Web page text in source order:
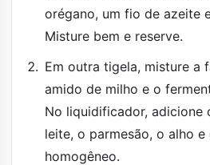
orégano, um fio de azeite
Misture bem e reserve.
Em outra tigela, misture a
amido de milho e o
No liquidificador, adicione
leite, o parmesão, o alho
homogêneo.